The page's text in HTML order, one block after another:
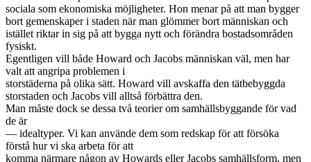
sociala som ekonomiska möjligheter. Hon menar på att man bygger
bort gemenskaper i staden när man glömmer bort människan och
istället riktar in sig på att bygga nytt och förändra bostadsområden
fysiskt.
Egentligen vill både Howard och Jacobs människan väl, men har
valt att angripa problemen i
storstäderna på olika sätt. Howard vill avskaffa den tätbebyggda
storstaden och Jacobs vill alltså förbättra den.
Man måste dock se dessa två teorier om samhällsbyggande för vad
de är
— idealtyper. Vi kan använde dem som redskap för att försöka
förstå hur vi ska arbeta för att
komma närmare någon av Howards eller Jacobs samhällsform, men